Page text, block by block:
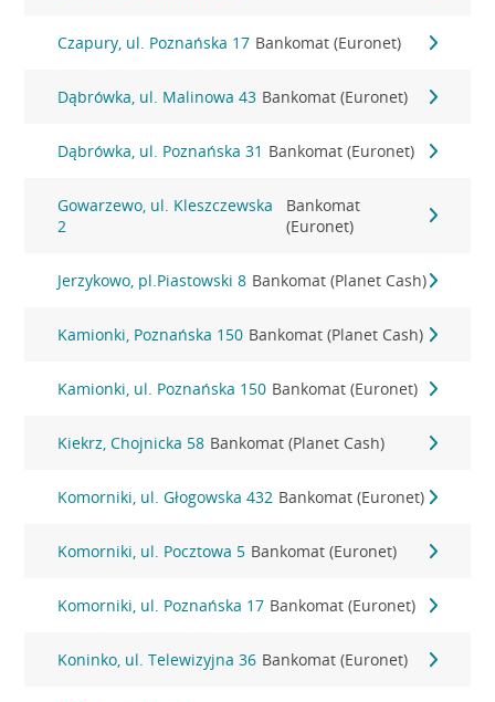
Czapury, ul. Poznańska 17 Bankomat (Euronet)
Dąbrówka, ul. Malinowa 43 Bankomat (Euronet)
Dąbrówka, ul. Poznańska 31 Bankomat (Euronet)
Gowarzewo, ul. Kleszczewska
2
Bankomat
(Euronet)
Jerzykowo, pl.Piastowski 8 Bankomat (Planet Cash)
Kamionki, Poznańska 150 Bankomat (Planet Cash)
Kamionki, ul. Poznańska 150 Bankomat (Euronet)
Kiekrz, Chojnicka 58 Bankomat (Planet Cash)
Komorniki, ul. Głogowska 432 Bankomat (Euronet)
Komorniki, ul. Pocztowa 5 Bankomat (Euronet)
Komorniki, ul. Poznańska 17 Bankomat (Euronet)
Koninko, ul. Telewizyjna 36 Bankomat (Euronet)